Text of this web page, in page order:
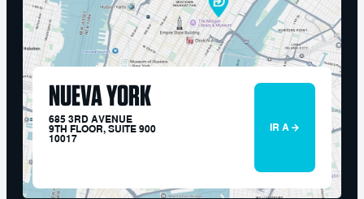
NUEVA YORK
685 3RD AVENUE
9TH FLOOR, SUITE 900
10017
IR A